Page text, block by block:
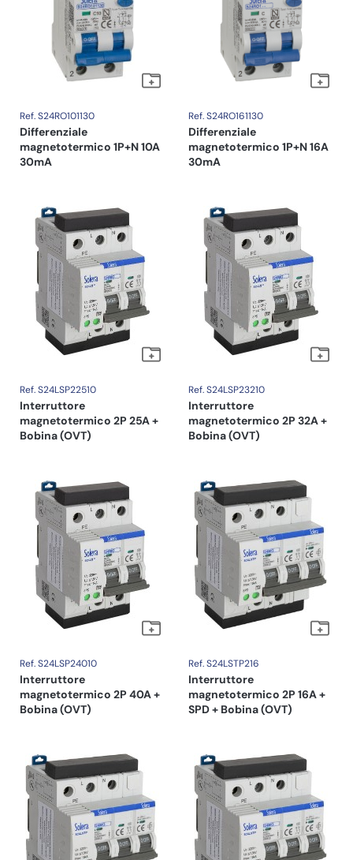
Ref. S24RO101130
Differenziale
magnetotermico 1P+N 10A
30mA
Ref. S24RO161130
Differenziale
magnetotermico 1P+N 16A
30mA
Ref. S24LSP22510
Interruttore
magnetotermico 2P 25A +
Bobina (OVT)
Ref. S24LSP23210
Interruttore
magnetotermico 2P 32A +
Bobina (OVT)
Ref. S24LSP24010
Interruttore
magnetotermico 2P 40A +
Bobina (OVT)
Ref. S24LSTP216
Interruttore
magnetotermico 2P 16A +
SPD + Bobina (OVT)